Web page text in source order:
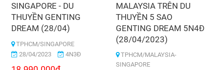
SINGAPORE - DU
THUYỀN GENTING
DREAM (28/04)
TPHCM/SINGAPORE
28/04/2023
4N3Đ
MALAYSIA TRÊN DU
THUYỀN 5 SAO
GENTING DREAM 5N4Đ
(28/04/2023)
TPHCM/MALAYSIA-
SINGAPORE